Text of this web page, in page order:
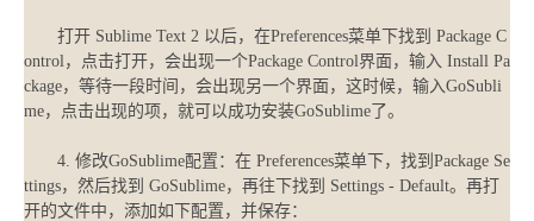
打开 Sublime Text 2 以后，在Preferences菜单下找到 Package C
ontrol，点击打开，会出现一个Package Control界面，输入 Install Pa
ckage，等待一段时间，会出现另一个界面，这时候，输入GoSubli
me，点击出现的项，就可以成功安装GoSublime了。
4. 修改GoSublime配置：在 Preferences菜单下，找到Package Se
ttings，然后找到 GoSublime，再往下找到 Settings - Default。再打
开的文件中，添加如下配置，并保存：